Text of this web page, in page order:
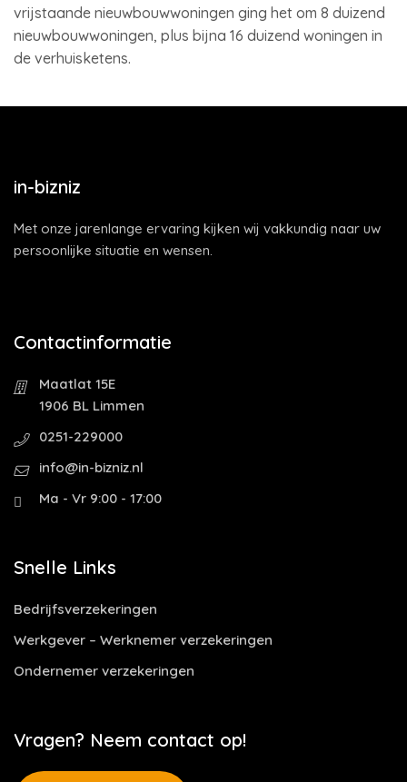
vrijstaande nieuwbouwwoningen ging het om 8 duizend
nieuwbouwwoningen, plus bijna 16 duizend woningen in
de verhuisketens.
in-bizniz
Met onze jarenlange ervaring kijken wij vakkundig naar uw
persoonlijke situatie en wensen.
Contactinformatie
Maatlat 15E
1906 BL Limmen
0251-229000
info@in-bizniz.nl
Ma - Vr 9:00 - 17:00
Snelle Links
Bedrijfsverzekeringen
Werkgever – Werknemer verzekeringen
Ondernemer verzekeringen
Vragen? Neem contact op!